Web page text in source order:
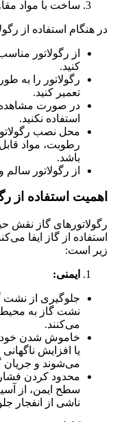
ساخت با مواد
در هنگام استفاده از
از رگولاتور
کنید.
رگولاتور را به
تعمیر کنید.
در صورت مشاهده
استفاده نکنید.
محل نصب
رطوبت، مواد
باشد.
از رگولاتور
اهمیت استفاده از
رگولاتورهای گاز نقش
استفاده از گاز ایفا
زیر است:
ایمنی:
جلوگیری از نشت
نشت گاز به
می‌کنند.
خاموش شدن
یا افزایش
می‌شوند و جریان
محدود کردن
سطح ایمن، از
ناشی از انفجار